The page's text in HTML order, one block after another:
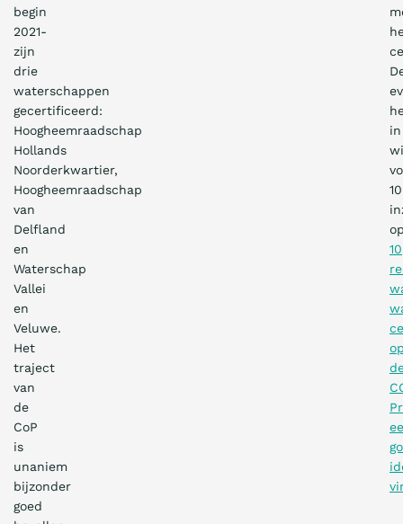
begin
2021-
zijn
drie
waterschappen
gecertificeerd:
Hoogheemraadschap
Hollands
Noorderkwartier,
Hoogheemraadschap
van
Delfland
en
Waterschap
Vallei
en
Veluwe.
Het
traject
van
de
CoP
is
unaniem
bijzonder
goed
in
10
10